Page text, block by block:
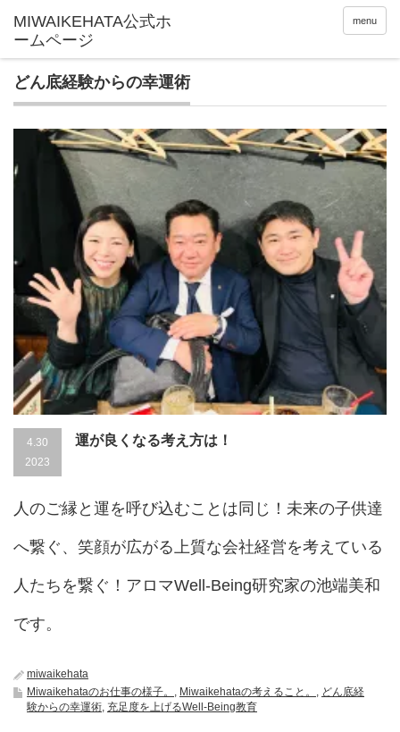
menu
どん底経験からの幸運術
4.30
2023
運が良くなる考え方は！
人のご縁と運を呼び込むことは同じ！未来の子供達
へ繋ぐ、笑顔が広がる上質な会社経営を考えている
人たちを繋ぐ！アロマWell-Being研究家の池端美和
です。
miwaikehata
Miwaikehataのお仕事の様子。 , Miwaikehataの考えること。 , どん底経
験からの幸運術, 充足度を上げるWell-Being教育